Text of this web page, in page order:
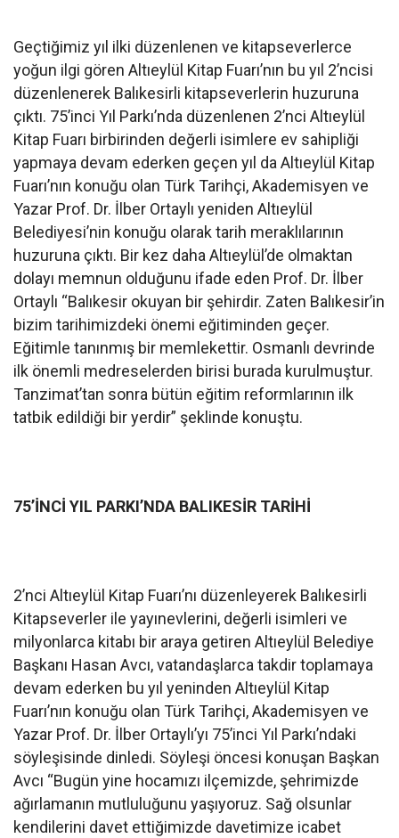
Geçtiğimiz yıl ilki düzenlenen ve kitapseverlerce
yoğun ilgi gören Altıeylül Kitap Fuarı’nın bu yıl 2’ncisi
düzenlenerek Balıkesirli kitapseverlerin huzuruna
çıktı. 75’inci Yıl Parkı’nda düzenlenen 2’nci Altıeylül
Kitap Fuarı birbirinden değerli isimlere ev sahipliği
yapmaya devam ederken geçen yıl da Altıeylül Kitap
Fuarı’nın konuğu olan Türk Tarihçi, Akademisyen ve
Yazar Prof. Dr. İlber Ortaylı yeniden Altıeylül
Belediyesi’nin konuğu olarak tarih meraklılarının
huzuruna çıktı. Bir kez daha Altıeylül’de olmaktan
dolayı memnun olduğunu ifade eden Prof. Dr. İlber
Ortaylı “Balıkesir okuyan bir şehirdir. Zaten Balıkesir’in
bizim tarihimizdeki önemi eğitiminden geçer.
Eğitimle tanınmış bir memlekettir. Osmanlı devrinde
ilk önemli medreselerden birisi burada kurulmuştur.
Tanzimat’tan sonra bütün eğitim reformlarının ilk
tatbik edildiği bir yerdir” şeklinde konuştu.
75’İNCİ YIL PARKI’NDA BALIKESİR TARİHİ
2’nci Altıeylül Kitap Fuarı’nı düzenleyerek Balıkesirli
Kitapseverler ile yayınevlerini, değerli isimleri ve
milyonlarca kitabı bir araya getiren Altıeylül Belediye
Başkanı Hasan Avcı, vatandaşlarca takdir toplamaya
devam ederken bu yıl yeninden Altıeylül Kitap
Fuarı’nın konuğu olan Türk Tarihçi, Akademisyen ve
Yazar Prof. Dr. İlber Ortaylı’yı 75’inci Yıl Parkı’ndaki
söyleşisinde dinledi. Söyleşi öncesi konuşan Başkan
Avcı “Bugün yine hocamızı ilçemizde, şehrimizde
ağırlamanın mutluluğunu yaşıyoruz. Sağ olsunlar
kendilerini davet ettiğimizde davetimize icabet